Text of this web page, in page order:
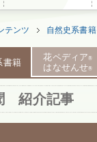
テンツ 自然史系書籍
書籍
花ペディア®
はなせんせ®
紹介記事